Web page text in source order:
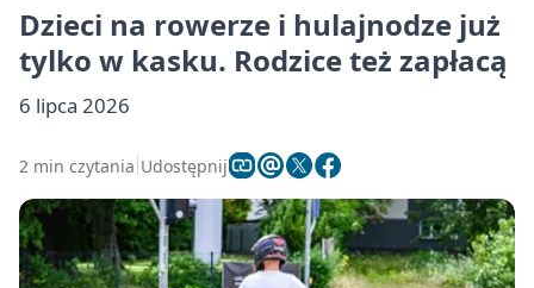
Dzieci na rowerze i hulajnodze już
tylko w kasku. Rodzice też zapłacą
6 lipca 2026
2 min czytania Udostępnij